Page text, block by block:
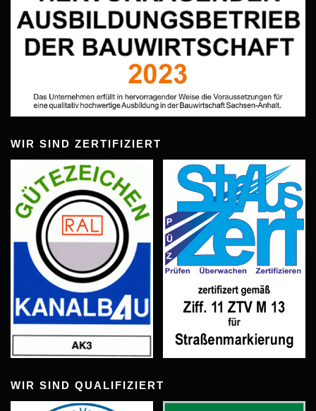
WIR SIND ZERTIFIZIERT
WIR SIND QUALIFIZIERT